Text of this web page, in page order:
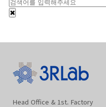
Head Office & 1st. Factory